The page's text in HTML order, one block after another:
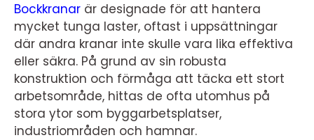
Bockkranar är designade för att hantera
mycket tunga laster, oftast i uppsättningar
där andra kranar inte skulle vara lika effektiva
eller säkra. På grund av sin robusta
konstruktion och förmåga att täcka ett stort
arbetsområde, hittas de ofta utomhus på
stora ytor som byggarbetsplatser,
industriområden och hamnar.